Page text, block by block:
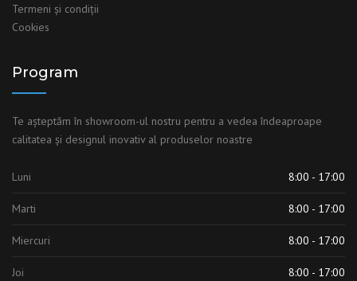
Termeni şi condiţii
Cookies
Program
Te așteptăm în showroom-ul nostru pentru a vedea îndeaproape
calitatea și designul inovativ al produselor noastre
Luni 8:00 - 17:00
Marti 8:00 - 17:00
Miercuri 8:00 - 17:00
Joi 8:00 - 17:00